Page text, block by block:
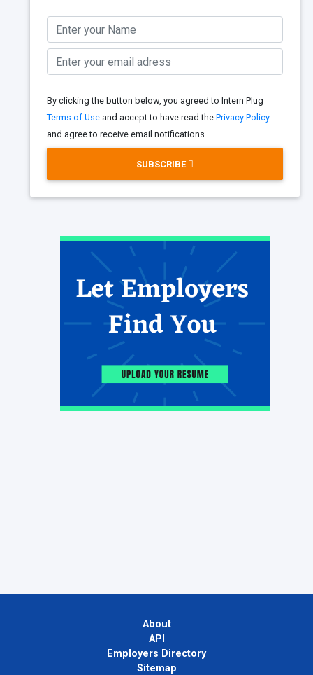
By clicking the button below, you agreed to Intern Plug
Terms of Use and accept to have read the Privacy Policy
and agree to receive email notifications.
SUBSCRIBE
About
API
Employers Directory
Sitemap